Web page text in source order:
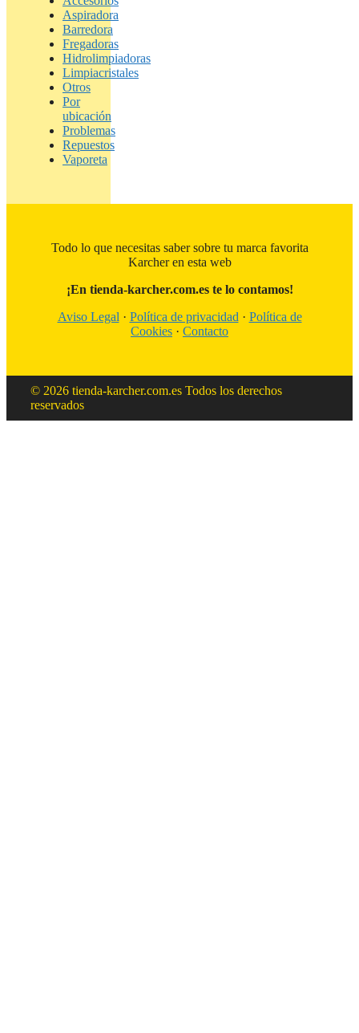
Aspiradora
Barredora
Fregadoras
Hidrolimpiadoras
Limpiacristales
Otros
Por
ubicación
Problemas
Repuestos
Vaporeta
Todo lo que necesitas saber sobre tu marca favorita
Karcher en esta web
¡En tienda-karcher.com.es te lo contamos!
Aviso Legal · Política de privacidad · Política de
Cookies · Contacto
© 2026 tienda-karcher.com.es Todos los derechos
reservados